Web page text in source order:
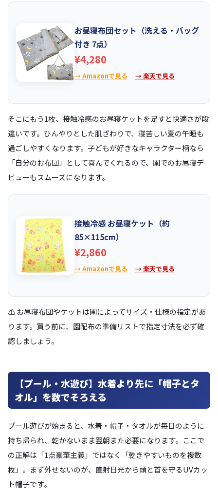
お昼寝布団セット（洗える・バッグ
付き 7点）
¥4,280
→ Amazonで見る → 楽天で見る
そこにもう1枚、接触冷感のお昼寝ケットを足すと快適さが段
違いです。ひんやりとした肌ざわりで、寝苦しい夏の午睡も
過ごしやすくなります。子どもが好きなキャラクター柄なら
「自分のお布団」として喜んでくれるので、園でのお昼寝デ
ビューもスムーズになります。
接触冷感 お昼寝ケット（約
85×115cm）
¥2,860
→ Amazonで見る → 楽天で見る
⚠️ お昼寝布団やケットは園によってサイズ・仕様の指定があ
ります。買う前に、園配布の準備リストで指定寸法を必ず確
認しましょう。
【プール・水遊び】水着より先に「帽子とタ
オル」を数でそろえる
プール遊びが始まると、水着・帽子・タオルが毎日のように
持ち帰られ、乾かないまま翌朝また必要になります。ここで
の正解は「1点豪華主義」ではなく「乾きやすいものを複数
枚」。まず外せないのが、直射日光から頭と首を守るUVカッ
ト帽子です。